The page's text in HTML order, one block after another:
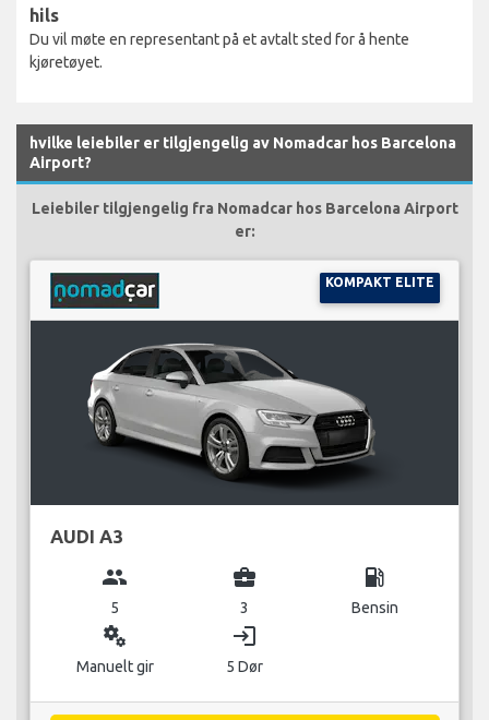
hils
Du vil møte en representant på et avtalt sted for å hente
kjøretøyet.
hvilke leiebiler er tilgjengelig av Nomadcar hos Barcelona
Airport?
Leiebiler tilgjengelig fra Nomadcar hos Barcelona Airport
er:
KOMPAKT ELITE
AUDI A3
group
5
business_center
3
local_gas_station
Bensin
miscellaneous_services
Manuelt gir
login
5 Dør